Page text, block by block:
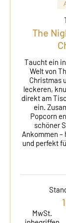
The
Taucht ein
Welt von
Christmas
leckeren,
direkt am
ein.
Popcorn
schöner
Ankommen
und perfekt
MwSt.